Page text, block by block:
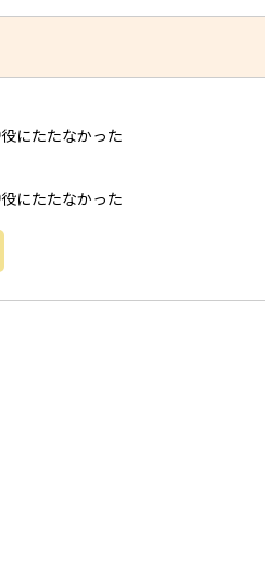
役にたたなかった
役にたたなかった